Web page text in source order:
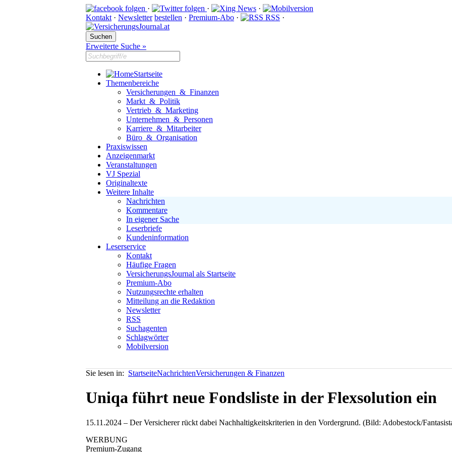
· ·
·
Kontakt · Newsletter bestellen · Premium-Abo · RSS ·
Erweiterte Suche »
Startseite
Themenbereiche
Versicherungen & Finanzen
Markt & Politik
Vertrieb & Marketing
Unternehmen & Personen
Karriere & Mitarbeiter
Büro & Organisation
Praxiswissen
Anzeigenmarkt
Veranstaltungen
VJ Spezial
Originaltexte
Weitere Inhalte
Nachrichten
Kommentare
In eigener Sache
Leserbriefe
Kundeninformation
Leserservice
Kontakt
Häufige Fragen
VersicherungsJournal als Startseite
Premium-Abo
Nutzungsrechte erhalten
Mitteilung an die Redaktion
Newsletter
RSS
Suchagenten
Schlagwörter
Mobilversion
Sie lesen in: StartseiteNachrichtenVersicherungen & Finanzen
Uniqa führt neue Fondsliste in der Flexsolution ein
15.11.2024 – Der Versicherer rückt dabei Nachhaltigkeitskriterien in den Vordergrund. (Bild: Adobestock/
WERBUNG
Premium-Zugang